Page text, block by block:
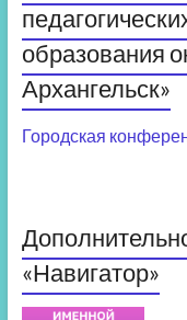
образования
Архангельск»
Городская
«Навигатор»